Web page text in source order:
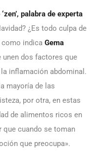
palabra de experta
¿Es todo culpa de
como indica Gema
unen dos factores que
inflamación abdominal.
mayoría de las
por otra, en estas
de alimentos ricos en
que cuando se toman
que preocupa».